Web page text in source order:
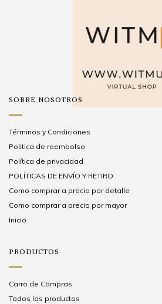
SOBRE NOSOTROS
Términos y Condiciones
Politica de reembolso
Política de privacidad
POLÍTICAS DE ENVÍO Y RETIRO
Como comprar a precio por detalle
Como comprar a precio por mayor
Inicio
PRODUCTOS
Carro de Compras
Todos los productos